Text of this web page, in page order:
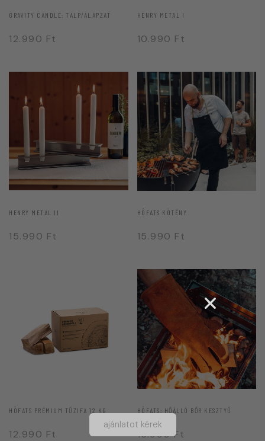
GRAVITY CANDLE: TALP/ALAPZAT
12.990 Ft
HENRY METAL I
10.990 Ft
HENRY METAL II
15.990 Ft
HÖFATS KÖTÉNY
15.990 Ft
HÖFATS PRÉMIUM TŰZIFA 12 KG
12.990 Ft
HÖFATS: HŐÁLLÓ BŐR KESZTYŰ
16.990Ft
ajánlatot kérek